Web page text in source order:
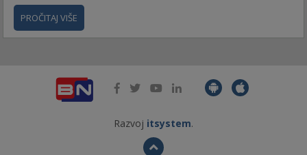
PROČITAJ VIŠE
Razvoj itsystem.